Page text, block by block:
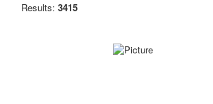
Results: 3415